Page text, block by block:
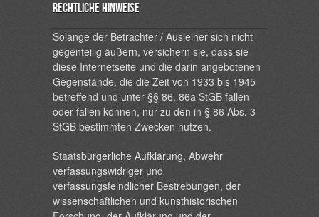
Rechtliche Hinweise
Solange der Betrachter / Ausleiher sich nicht
gegenteilig äußern, versichern sie, dass sie
diese Internetseite und die darin angebotenen
Gegenstände, die die Zeit von 1933 bis 1945
betreffend und unter §§ 86, 86a StGB fallen
oder fallen können, nur zu den in § 86 Abs. 3
StGB bestimmten Zwecken nutzen.
Staatsbürgerliche Aufklärung, Abwehr
verfassungswidriger und
verfassungsfeindlicher Bestrebungen, der
wissenschaftlichen und kunsthistorischen